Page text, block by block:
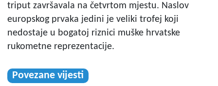
triput završavala na četvrtom mjestu. Naslov
europskog prvaka jedini je veliki trofej koji
nedostaje u bogatoj riznici muške hrvatske
rukometne reprezentacije.
Povezane vijesti